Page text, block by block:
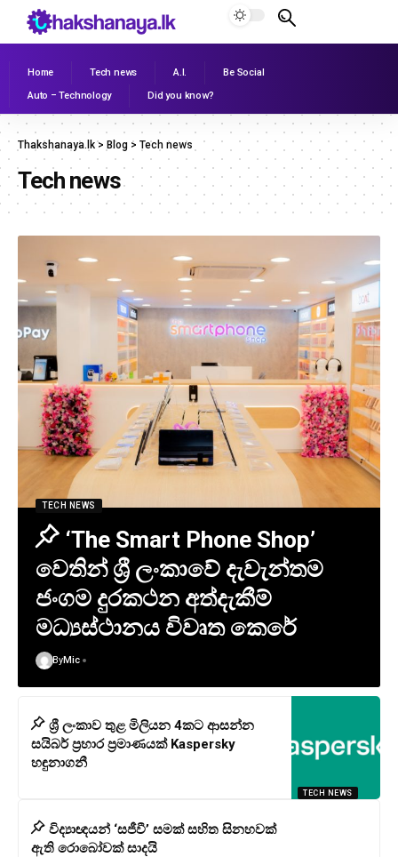
Home Tech news A.I.
Be Social
Auto – Technology
Did you know?
Thakshanaya.lk> Blog > Tech news
Tech news
TECH NEWS
‘The Smart Phone Shop’
වෙතින් ශ්‍රී ලංකාවේ දැවැන්තම
ජංගම දුරකථන අත්දැකීම්
මධ්‍යස්ථානය විවෘත කෙරේ
ByMic
TECH NEWS
ශ්‍රී ලංකාව තුළ මිලියන 4කට ආසන්න
සයිබර් ප්‍රහාර ප්‍රමාණයක් Kaspersky
හඳුනාගනී
විද්‍යාඥයන් ‘සජීවී’ සමක් සහිත සිනහවක්
ඇති රොබෝවක් සාදයි